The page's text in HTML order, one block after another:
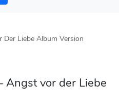
Liebe Album Version
Angst vor der Liebe